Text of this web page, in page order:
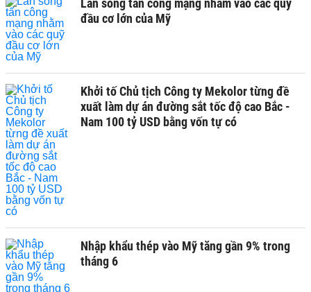
Làn sóng tấn công mạng nhằm vào các quỹ
đầu cơ lớn của Mỹ
Khởi tố Chủ tịch Công ty Mekolor từng đề
xuất làm dự án đường sắt tốc độ cao Bắc -
Nam 100 tỷ USD bằng vốn tự có
Nhập khẩu thép vào Mỹ tăng gần 9% trong
tháng 6